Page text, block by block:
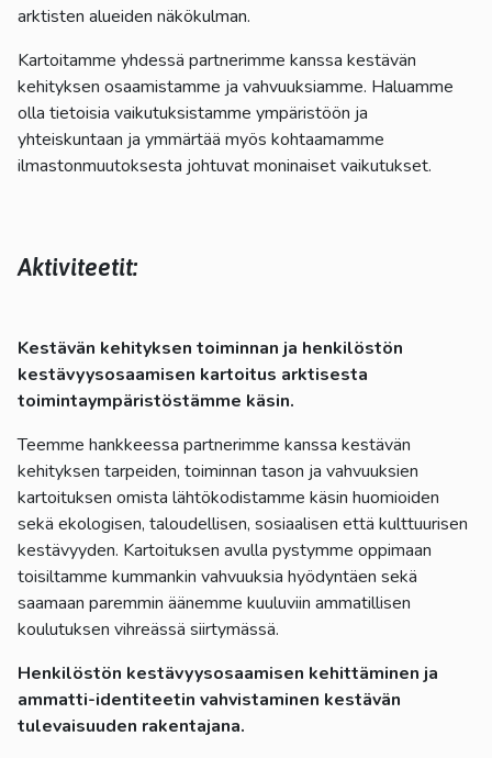
arktisten alueiden näkökulman.
Kartoitamme yhdessä partnerimme kanssa kestävän
kehityksen osaamistamme ja vahvuuksiamme. Haluamme
olla tietoisia vaikutuksistamme ympäristöön ja
yhteiskuntaan ja ymmärtää myös kohtaamamme
ilmastonmuutoksesta johtuvat moninaiset vaikutukset.
Aktiviteetit:
Kestävän kehityksen toiminnan ja henkilöstön
kestävyysosaamisen kartoitus arktisesta
toimintaympäristöstämme käsin.
Teemme hankkeessa partnerimme kanssa kestävän
kehityksen tarpeiden, toiminnan tason ja vahvuuksien
kartoituksen omista lähtökodistamme käsin huomioiden
sekä ekologisen, taloudellisen, sosiaalisen että kulttuurisen
kestävyyden. Kartoituksen avulla pystymme oppimaan
toisiltamme kummankin vahvuuksia hyödyntäen sekä
saamaan paremmin äänemme kuuluviin ammatillisen
koulutuksen vihreässä siirtymässä.
Henkilöstön kestävyysosaamisen kehittäminen ja
ammatti-identiteetin vahvistaminen kestävän
tulevaisuuden rakentajana.